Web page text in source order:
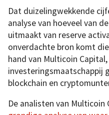
Dat duizelingwekkende
analyse van hoeveel van
uitmaakt van reserve
onverdachte bron komt
hand van Multicoin Capital,
investeringsmaatschappij
blockchain en
De analisten van Multicoin